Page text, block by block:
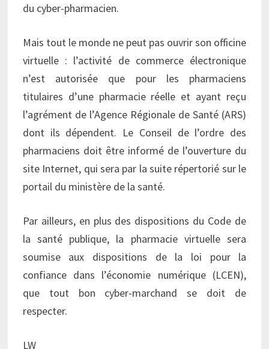
du cyber-pharmacien.
Mais tout le monde ne peut pas ouvrir son officine
virtuelle : l’activité de commerce électronique
n’est autorisée que pour les pharmaciens
titulaires d’une pharmacie réelle et ayant reçu
l’agrément de l’Agence Régionale de Santé (ARS)
dont ils dépendent. Le Conseil de l’ordre des
pharmaciens doit être informé de l’ouverture du
site Internet, qui sera par la suite répertorié sur le
portail du ministère de la santé.
Par ailleurs, en plus des dispositions du Code de
la santé publique, la pharmacie virtuelle sera
soumise aux dispositions de la loi pour la
confiance dans l’économie numérique (LCEN),
que tout bon cyber-marchand se doit de
respecter.
LW